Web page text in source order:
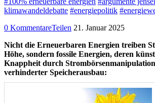
klimawandeldebatte #energiepolitik
0 KommentareTeilen 21. Januar 2025
Nicht die Erneuerbaren Energien treiben
Höhe, sondern fossile Energien, deren
Knappheit durch
verhinderter Speicherausbau: